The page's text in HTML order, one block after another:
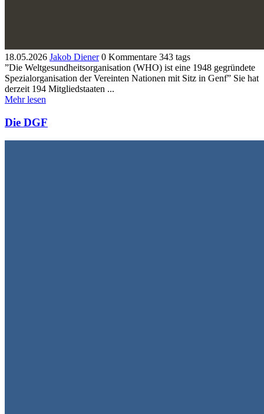
18.05.2026 Jakob Diener 0 Kommentare 343 tags
”Die Weltgesundheitsorganisation (WHO) ist eine 1948 gegründete
Spezialorganisation der Vereinten Nationen mit Sitz in Genf” Sie hat
derzeit 194 Mitgliedstaaten ...
Mehr lesen
Die DGF